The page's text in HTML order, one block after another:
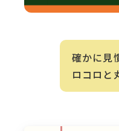
確かに見
ロコロと